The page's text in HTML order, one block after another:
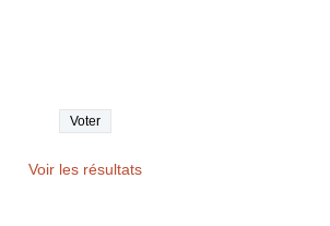
Voir les résultats